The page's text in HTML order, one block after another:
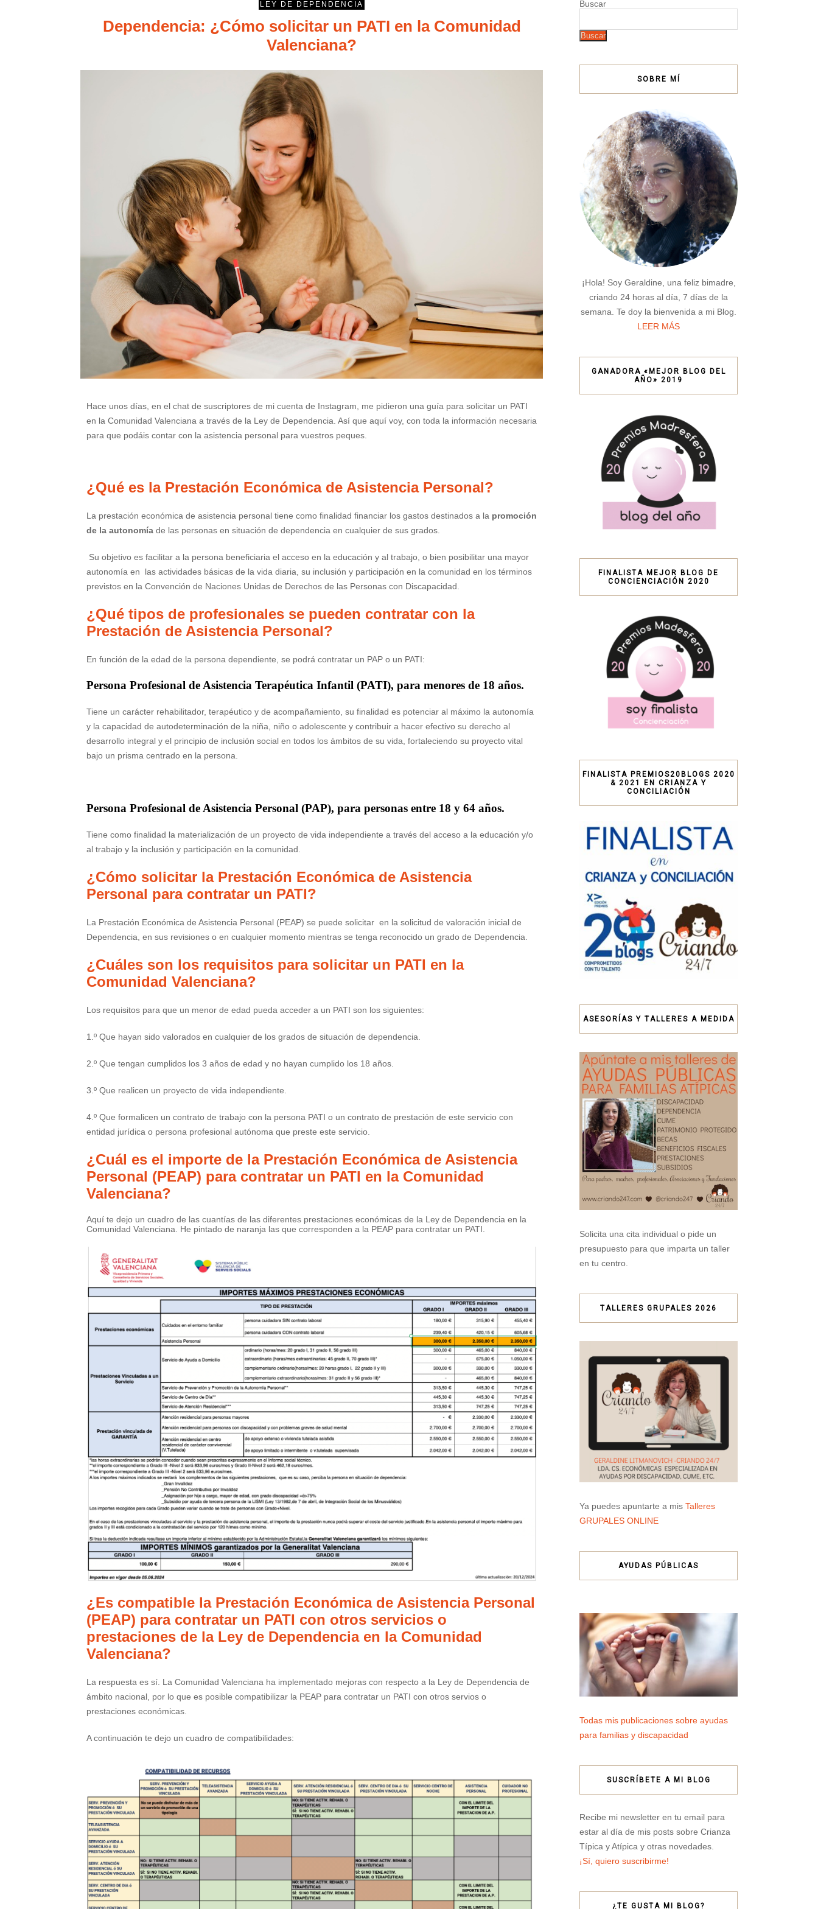
LEY DE DEPENDENCIA
Dependencia: ¿Cómo solicitar un PATI en la Comunidad
Valenciana?
Hace unos días, en el chat de suscriptores de mi cuenta de Instagram, me pidieron una guía para solicitar un PATI
en la Comunidad Valenciana a través de la Ley de Dependencia. Así que aquí voy, con toda la información necesaria
para que podáis contar con la asistencia personal para vuestros peques.
¿Qué es la Prestación Económica de Asistencia Personal?
La prestación económica de asistencia personal tiene como finalidad financiar los gastos destinados a la promoción
de la autonomía de las personas en situación de dependencia en cualquier de sus grados.
Su objetivo es facilitar a la persona beneficiaria el acceso en la educación y al trabajo, o bien posibilitar una mayor
autonomía en las actividades básicas de la vida diaria, su inclusión y participación en la comunidad en los términos
previstos en la Convención de Naciones Unidas de Derechos de las Personas con Discapacidad.
¿Qué tipos de profesionales se pueden contratar con la
Prestación de Asistencia Personal?
En función de la edad de la persona dependiente, se podrá contratar un PAP o un PATI:
Persona Profesional de Asistencia Terapéutica Infantil (PATI), para menores de 18 años.
Tiene un carácter rehabilitador, terapéutico y de acompañamiento, su finalidad es potenciar al máximo la autonomía
y la capacidad de autodeterminación de la niña, niño o adolescente y contribuir a hacer efectivo su derecho al
desarrollo integral y el principio de inclusión social en todos los ámbitos de su vida, fortaleciendo su proyecto vital
bajo un prisma centrado en la persona.
Persona Profesional de Asistencia Personal (PAP), para personas entre 18 y 64 años.
Tiene como finalidad la materialización de un proyecto de vida independiente a través del acceso a la educación y/o
al trabajo y la inclusión y participación en la comunidad.
¿Cómo solicitar la Prestación Económica de Asistencia
Personal para contratar un PATI?
La Prestación Económica de Asistencia Personal (PEAP) se puede solicitar en la solicitud de valoración inicial de
Dependencia, en sus revisiones o en cualquier momento mientras se tenga reconocido un grado de Dependencia.
¿Cuáles son los requisitos para solicitar un PATI en la
Comunidad Valenciana?
Los requisitos para que un menor de edad pueda acceder a un PATI son los siguientes:
1.º Que hayan sido valorados en cualquier de los grados de situación de dependencia.
2.º Que tengan cumplidos los 3 años de edad y no hayan cumplido los 18 años.
3.º Que realicen un proyecto de vida independiente.
4.º Que formalicen un contrato de trabajo con la persona PATI o un contrato de prestación de este servicio con
entidad jurídica o persona profesional autónoma que preste este servicio.
¿Cuál es el importe de la Prestación Económica de Asistencia
Personal (PEAP) para contratar un PATI en la Comunidad
Valenciana?
Aquí te dejo un cuadro de las cuantías de las diferentes prestaciones económicas de la Ley de Dependencia en la
Comunidad Valenciana. He pintado de naranja las que corresponden a la PEAP para contratar un PATI.
¿Es compatible la Prestación Económica de Asistencia Personal
(PEAP) para contratar un PATI con otros servicios o
prestaciones de la Ley de Dependencia en la Comunidad
Valenciana?
La respuesta es sí. La Comunidad Valenciana ha implementado mejoras con respecto a la Ley de Dependencia de
ámbito nacional, por lo que es posible compatibilizar la PEAP para contratar un PATI con otros servios o
prestaciones económicas.
A continuación te dejo un cuadro de compatibilidades:
Buscar
Buscar
SOBRE MÍ
¡Hola! Soy Geraldine, una feliz bimadre,
criando 24 horas al día, 7 días de la
semana. Te doy la bienvenida a mi Blog.
LEER MÁS
GANADORA «MEJOR BLOG DEL
AÑO» 2019
FINALISTA MEJOR BLOG DE
CONCIENCIACIÓN 2020
FINALISTA PREMIOS20BLOGS 2020
& 2021 EN CRIANZA Y
CONCILIACIÓN
ASESORÍAS Y TALLERES A MEDIDA
Solicita una cita individual o pide un
presupuesto para que imparta un taller
en tu centro.
TALLERES GRUPALES 2026
Ya puedes apuntarte a mis Talleres
GRUPALES ONLINE
AYUDAS PÚBLICAS
Todas mis publicaciones sobre ayudas
para familias y discapacidad
SUSCRÍBETE A MI BLOG
Recibe mi newsletter en tu email para
estar al día de mis posts sobre Crianza
Típica y Atípica y otras novedades.
¡Sí, quiero suscribirme!
¿TE GUSTA MI BLOG?